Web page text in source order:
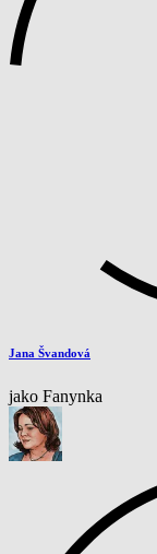
Jana Švandová
jako Fanynka